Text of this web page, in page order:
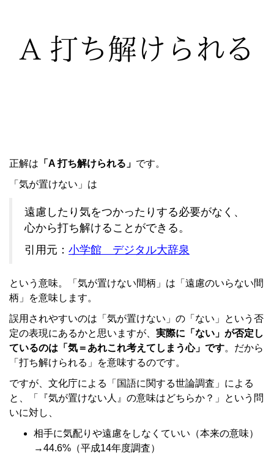
正解は 「A 打ち解けられる」 です。
「気が置けない」は
遠慮したり気をつかったりする必要がなく、
心から打ち解けることができる。
引用元： 小学館 デジタル大辞泉
という意味。「気が置けない間柄」は「遠慮のいらない間
柄」を意味します。
誤用されやすいのは「気が置けない」の「ない」という否
定の表現にあるかと思いますが、 実際に「ない」が否定し
ているのは「気＝あれこれ考えてしまう心」です。だから
「打ち解けられる」を意味するのです。
ですが、文化庁による「国語に関する世論調査」による
と、「『気が置けない人』の意味はどちらか？」という問
いに対し、
相手に気配りや遠慮をしなくていい（本来の意味）
→44.6%（平成14年度調査）